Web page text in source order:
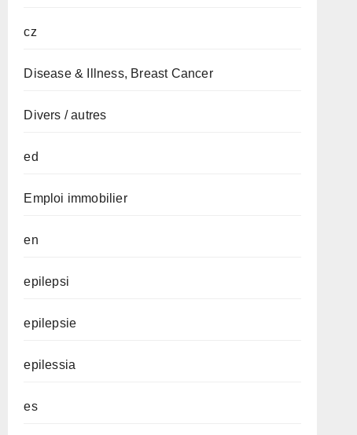
cz
Disease & Illness, Breast Cancer
Divers / autres
ed
Emploi immobilier
en
epilepsi
epilepsie
epilessia
es